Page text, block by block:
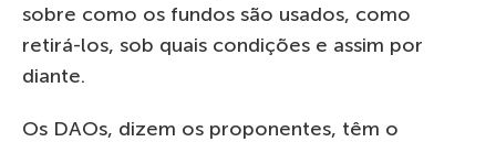
sobre como os fundos são usados, como
retirá-los, sob quais condições e assim por
diante.
Os DAOs, dizem os proponentes, têm o